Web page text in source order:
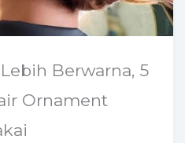
Berwarna, 5
Ornament